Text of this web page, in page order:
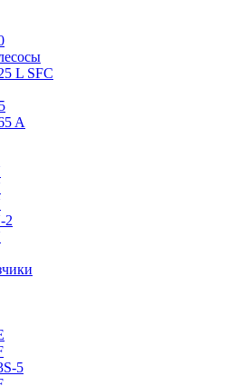
L SFC
A
2
5